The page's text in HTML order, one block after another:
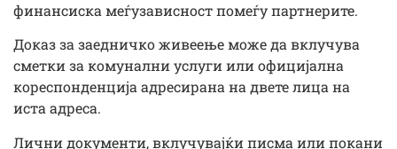
финансиска меѓузависност помеѓу партнерите.
Доказ за заедничко живеење може да вклучува
сметки за комунални услуги или официјална
кореспонденција адресирана на двете лица на
иста адреса.
Лични документи, вклучувајќи писма или покани